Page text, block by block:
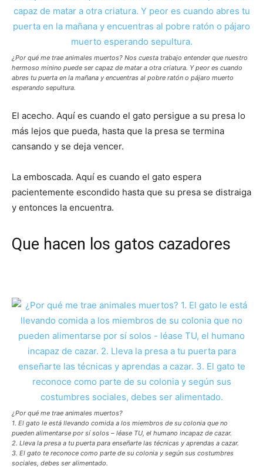
¿Por qué me trae animales muertos? Nos cuesta trabajo entender que nuestro
hermoso minino puede ser capaz de matar a otra criatura. Y peor es cuando
abres tu puerta en la mañana y encuentras al pobre ratón o pájaro muerto
esperando sepultura.
El acecho. Aquí es cuando el gato persigue a su presa lo
más lejos que pueda, hasta que la presa se termina
cansando y se deja vencer.
La emboscada. Aquí es cuando el gato espera
pacientemente escondido hasta que su presa se distraiga
y entonces la encuentra.
Que hacen los gatos cazadores
¿Por qué me trae animales muertos?
1. El gato le está llevando comida a los miembros de su colonia que no
pueden alimentarse por sí solos – léase TU, el humano incapaz de cazar.
2. Lleva la presa a tu puerta para enseñarte las técnicas y aprendas a cazar.
3. El gato te reconoce como parte de su colonia y según sus costumbres
sociales, debes ser alimentado.